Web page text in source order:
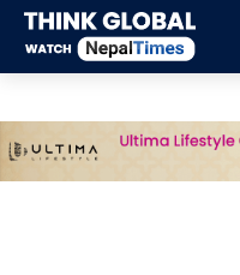
Skip
content